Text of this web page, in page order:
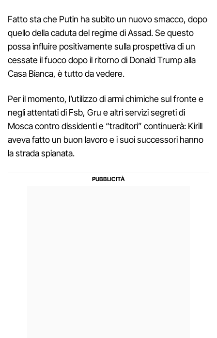
Fatto sta che Putin ha subìto un nuovo smacco, dopo
quello della caduta del regime di Assad. Se questo
possa influire positivamente sulla prospettiva di un
cessate il fuoco dopo il ritorno di Donald Trump alla
Casa Bianca, è tutto da vedere.
Per il momento, l’utilizzo di armi chimiche sul fronte e
negli attentati di Fsb, Gru e altri servizi segreti di
Mosca contro dissidenti e “traditori” continuerà: Kirill
aveva fatto un buon lavoro e i suoi successori hanno
la strada spianata.